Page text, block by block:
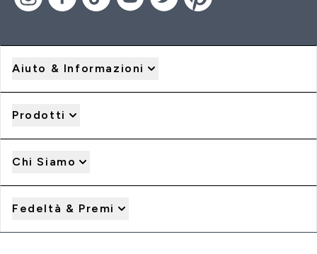
Aiuto & Informazioni
Prodotti
Chi Siamo
Fedeltà & Premi